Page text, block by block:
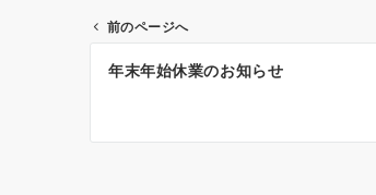
前のページへ
年末年始休業のお知らせ